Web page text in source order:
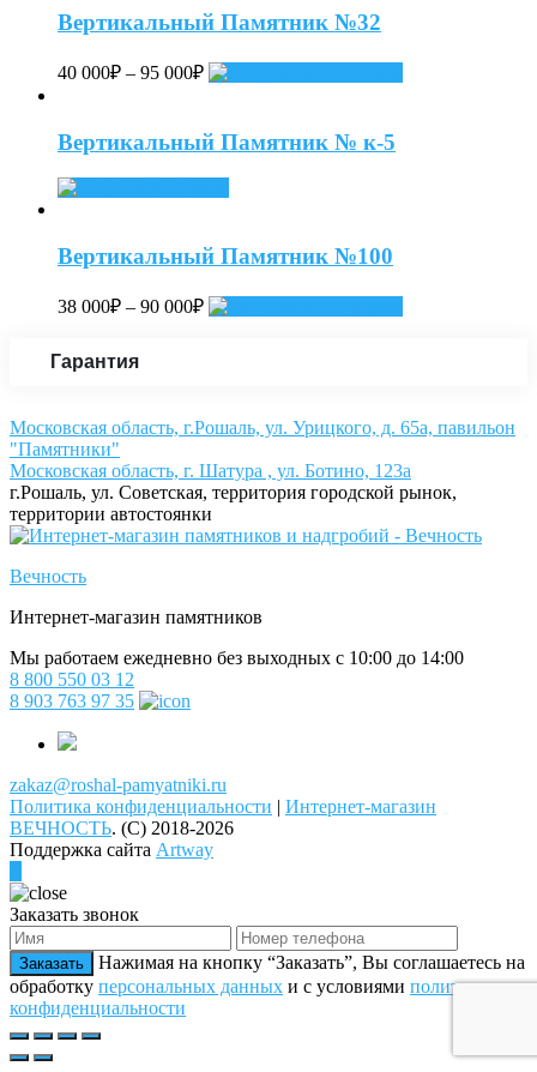
Вертикальный Памятник №32
40 000₽ – 95 000₽
Вертикальный Памятник № к-5
Вертикальный Памятник №100
38 000₽ – 90 000₽
Гарантия
Московская область, г.Рошаль, ул. Урицкого, д. 65а, павильон
"Памятники"
Московская область, г. Шатура , ул. Ботино, 123а
г.Рошаль, ул. Советская, территория городской рынок,
территории автостоянки
Вечность
Интернет-магазин памятников
Мы работаем ежедневно без выходных с 10:00 до 14:00
8 800 550 03 12
8 903 763 97 35
zakaz@roshal-pamyatniki.ru
Политика конфиденциальности | Интернет-магазин
ВЕЧНОСТЬ. (C) 2018-2026
Поддержка сайта Artway
Заказать звонок
Заказать
Нажимая на кнопку “Заказать”, Вы соглашаетесь на
обработку персональных данных и с условиями политики
конфиденциальности